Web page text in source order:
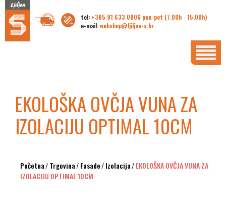
tel: +385 91 633 0006 pon-pet (7.00h - 15.00h)
e-mail:webshop@ljiljan-s.hr
EKOLOŠKA OVČJA VUNA ZA
IZOLACIJU OPTIMAL 10CM
Početna/Trgovina/Fasade/Izolacija/EKOLOŠKA OVČJA VUNA ZA
IZOLACIJU OPTIMAL 10CM